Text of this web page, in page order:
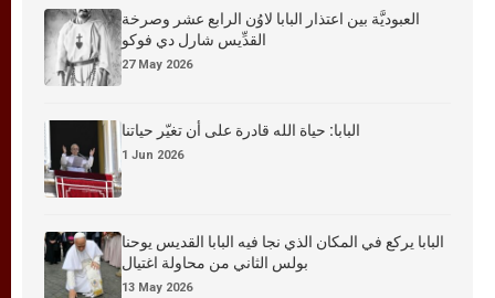
العبوديَّة بين اعتذار البابا لاوُن الرابع عشر وصرخة
القدِّيس شارل دي فوكو
27 May 2026
البابا: حياة الله قادرة على أن تغيّر حياتنا
1 Jun 2026
البابا يركع في المكان الذي نجا فيه البابا القديس يوحنا
بولس الثاني من محاولة اغتيال
13 May 2026